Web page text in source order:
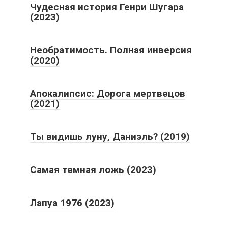
Чудесная история Генри Шугара
(2023)
Необратимость. Полная инверсия
(2020)
Апокалипсис: Дорога мертвецов
(2021)
Ты видишь луну, Даниэль? (2019)
Самая темная ложь (2023)
Лапуа 1976 (2023)